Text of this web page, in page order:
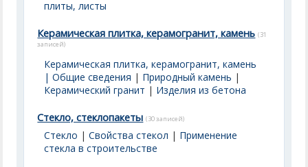
плиты, листы
Керамическая плитка, керамогранит, камень (31
записей)
Керамическая плитка, керамогранит, камень
| Общие сведения | Природный камень |
Керамический гранит | Изделия из бетона
Стекло, стеклопакеты (30 записей)
Стекло |Свойства стекол | Применение
стекла в строительстве